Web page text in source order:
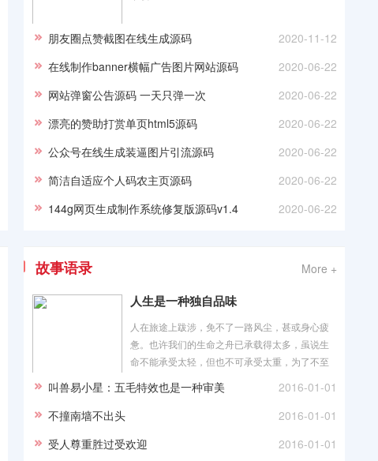
2020-11-12
朋友圈点赞截图在线生成源码
2020-06-22
在线制作banner横幅广告图片网站源码
2020-06-22
网站弹窗公告源码 一天只弹一次
2020-06-22
漂亮的赞助打赏单页html5源码
2020-06-22
公众号在线生成装逼图片引流源码
2020-06-22
简洁自适应个人码农主页源码
2020-06-22
144g网页生成制作系统修复版源码v1.4
故事语录 More +
人生是一种独自品味
人在旅途上跋涉，免不了一路风尘，甚或身心疲
惫。也许我们的生命之舟已承载得太多，虽说生
命不能承受太轻，但也不可承受太重，为了不至
其
2016-01-01
叫兽易小星：五毛特效也是一种审美
2016-01-01
不撞南墙不出头
2016-01-01
受人尊重胜过受欢迎